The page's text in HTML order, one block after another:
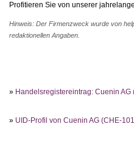
Profitieren Sie von unserer
Hinweis: Der Firmenzweck wurde von
redaktionellen Angaben.
» Handelsregistereintrag: Cuenin
» UID-Profil von Cuenin AG (CHE-